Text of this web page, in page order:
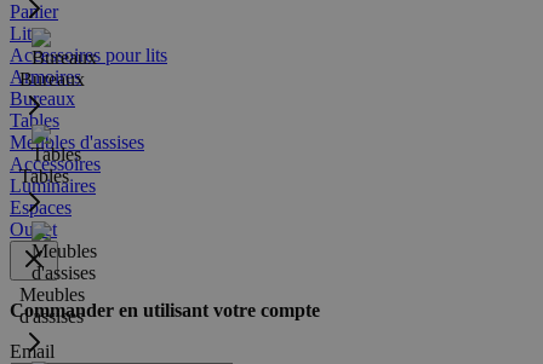
Panier
Bureaux
Tables
Meubles
d'assises
Lits
Accessoires pour lits
Armoires
Bureaux
Tables
Meubles d'assises
Accessoires
Luminaires
Espaces
Outlet
Commander en utilisant votre compte
Email